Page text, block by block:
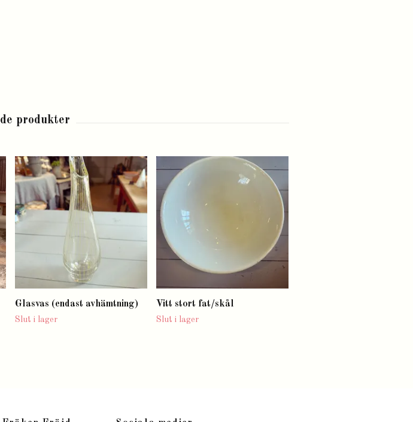
Glasvas (endast avhämtning)
Slut i lager
Vitt stort fat/skål
Slut i lager